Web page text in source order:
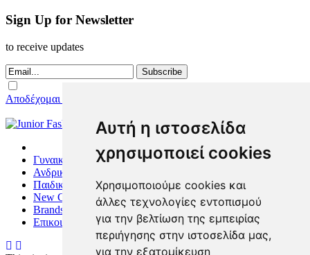
Αυτή η ιστοσελίδα
χρησιμοποιεί cookies
Χρησιμοποιούμε cookies και
άλλες τεχνολογίες εντοπισμού
για την βελτίωση της εμπειρίας
περιήγησης στην ιστοσελίδα μας,
για την εξατομίκευση
Sign Up for Newsletter
to receive updates
Subscribe
Αποδέχομαι τους Όρους Χρήσης
Γυναικεία
Ανδρικά
Παιδικά
New Collection
Brands
Επικοινωνία